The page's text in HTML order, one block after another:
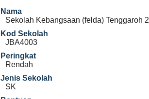
Nama
Sekolah Kebangsaan (felda) Tenggaroh 2
Kod Sekolah
JBA4003
Peringkat
Rendah
Jenis Sekolah
SK